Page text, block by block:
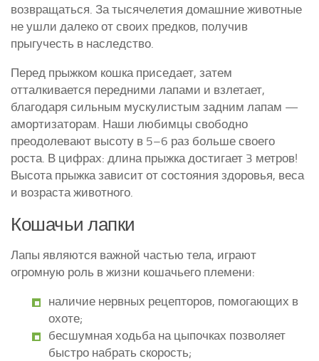
возвращаться. За тысячелетия домашние животные
не ушли далеко от своих предков, получив
прыгучесть в наследство.
Перед прыжком кошка приседает, затем
отталкивается передними лапами и взлетает,
благодаря сильным мускулистым задним лапам —
амортизаторам. Наши любимцы свободно
преодолевают высоту в 5–6 раз больше своего
роста. В цифрах: длина прыжка достигает 3 метров!
Высота прыжка зависит от состояния здоровья, веса
и возраста животного.
Кошачьи лапки
Лапы являются важной частью тела, играют
огромную роль в жизни кошачьего племени:
наличие нервных рецепторов, помогающих в
охоте;
бесшумная ходьба на цыпочках позволяет
быстро набрать скорость;